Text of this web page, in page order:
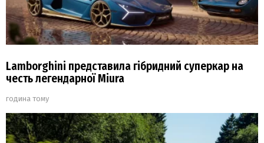
Lamborghini представила гібридний суперкар на
честь легендарної Miura
година тому